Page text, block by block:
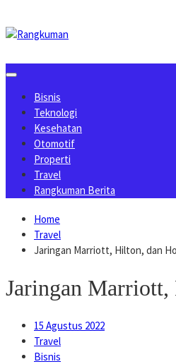
to
content
Bisnis
Teknologi
Kesehatan
Otomotif
Properti
Travel
Rangkuman Berita
Home
Travel
Jaringan Marriott, Hilton, dan
Jaringan Marriott,
15 Agustus 2022
Travel
Bisnis